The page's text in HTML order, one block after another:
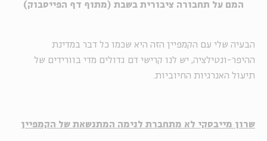
המם על תחבורה ציבורית בשבת (מתוף דף הפייסבוק)
הבעיה שלי עם הקמפיין הזה היא שכמו כל דבר במדינת
ההיפר-ונטילציה, יש לנו קרישי דם גדולים מדי בוורידים של
תיעול האנרגיות החיוביות.
שרון מייבסקי לא מתחברת לנימה המתנשאת של הקמפיין